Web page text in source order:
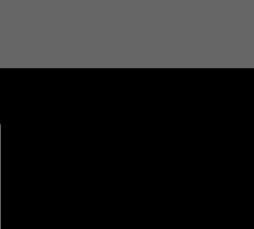
civil o cualquier otra